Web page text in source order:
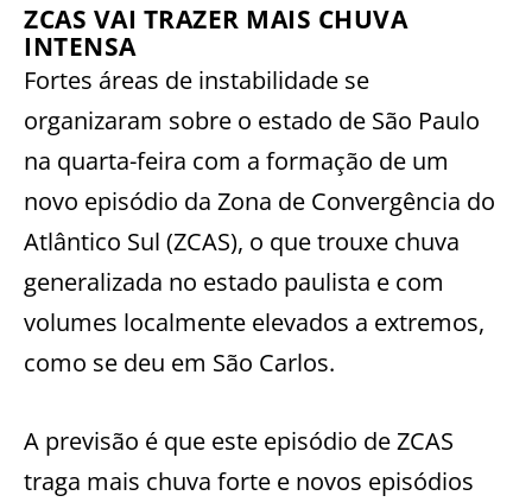
ZCAS VAI TRAZER MAIS CHUVA
INTENSA
Fortes áreas de instabilidade se
organizaram sobre o estado de São Paulo
na quarta-feira com a formação de um
novo episódio da Zona de Convergência do
Atlântico Sul (ZCAS), o que trouxe chuva
generalizada no estado paulista e com
volumes localmente elevados a extremos,
como se deu em São Carlos.
A previsão é que este episódio de ZCAS
traga mais chuva forte e novos episódios